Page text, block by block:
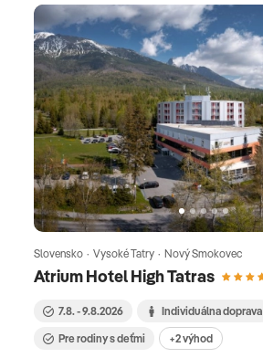
Atrium Hotel High Tatras
Slovensko · Vysoké Tatry · Nový Smokovec
7.8. - 9.8.2026 Individuálna doprava
Pre rodiny s deťmi
+2 výhod